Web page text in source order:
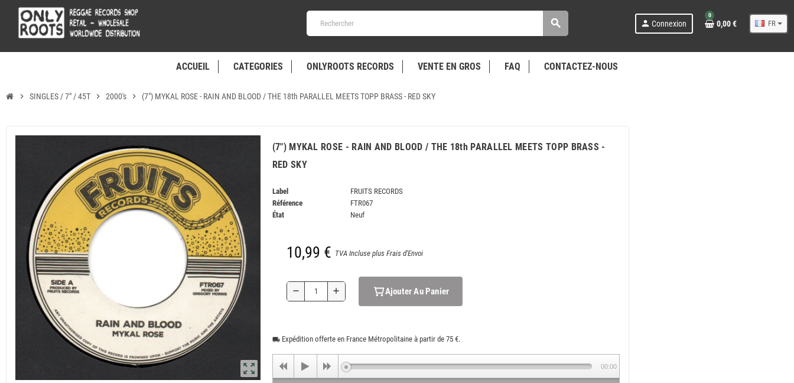
search person Connexion
0
0,00 € FR
ACCUEIL CATEGORIES ONLYROOTS RECORDS VENTE EN GROS FAQ CONTACTEZ-NOUS
chevron_right SINGLES / 7" / 45T chevron_right 2000's chevron_right (7") MYKAL ROSE - RAIN AND BLOOD / THE 18th PARALLEL MEETS TOPP BRASS - RED SKY
zoom_out_map
(7") MYKAL ROSE - RAIN AND BLOOD / THE 18th PARALLEL MEETS TOPP BRASS -
RED SKY
Label
FRUITS RECORDS
Référence
FTR067
État
Neuf
10,99 € TVA Incluse plus Frais d'Envoi
remove add Ajouter Au Panier
local_shippingExpédition offerte en France Métropolitaine à partir de 75 €.
00:00